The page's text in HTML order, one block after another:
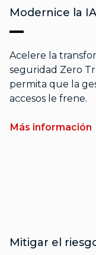
Modernice la
Acelere la
seguridad Zero
permita que la
accesos le frene.
Más información
Mitigar el